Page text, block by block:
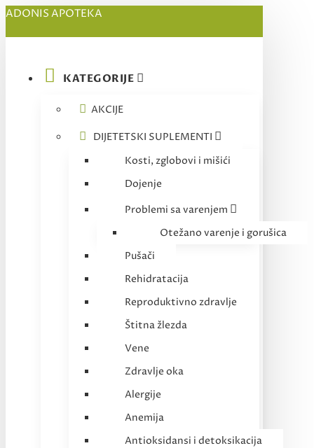
ADONIS APOTEKA
KATEGORIJE
AKCIJE
DIJETETSKI SUPLEMENTI
Kosti, zglobovi i mišići
Dojenje
Problemi sa varenjem
Otežano varenje i gorušica
Pušači
Rehidratacija
Reproduktivno zdravlje
Štitna žlezda
Vene
Zdravlje oka
Alergije
Anemija
Antioksidansi i detoksikacija